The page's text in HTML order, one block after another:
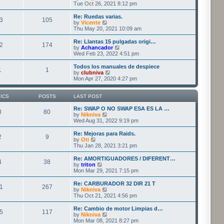
t
s
t
h
a
t
e
t
p
o
s
t
i
e
w
h
l
a
t
e
t
p
o
s
Tue Oct 26, 2021 8:12 pm
105
Re: Ruedas varias.
by Vicente
i
e
w
t
h
a
t
e
s
o
s
t
Thu May 20, 2021 10:09 am
174
Re: Llantas 15 pulgadas origi…
by Achancador
i
e
w
h
l
t
e
t
o
s
t
Wed Feb 23, 2022 4:51 pm
1
Todos los manuales de despiece
by clubniva
i
e
w
h
e
a
t
e
t
o
s
t
Mon Apr 27, 2020 4:27 pm
POSTS LAST POST
80
Re: SWAP O NO SWAP ESA ES LA …
by Nikniva
i
e
w
h
l
a
t
e
t
o
s
t
Wed Aug 31, 2022 9:19 pm
9
Re: Mejoras para Raids.
by Oti
i
e
w
t
h
l
a
t
e
t
p
Thu Jan 28, 2021 3:21 pm
38
Re: AMORTIGUADORES / DIFERENT…
by triton
e
w
t
h
a
t
Mon Mar 29, 2021 7:15 pm
267
Re: CARBURADOR 32 DIR 21 T
by Nikniva
i
e
w
h
Thu Oct 21, 2021 4:56 pm
117
Re: Cambio de motor Limpias d…
by Nikniva
i
Mon Mar 08, 2021 8:27 pm